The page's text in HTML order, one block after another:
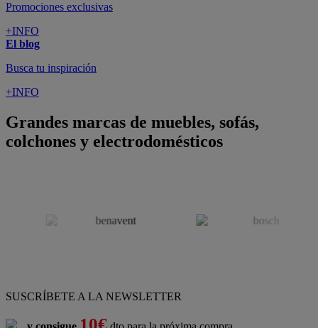
Promociones exclusivas
+INFO
El blog
Busca tu inspiración
+INFO
Grandes marcas de muebles, sofás,
colchones y electrodomésticos
SUSCRÍBETE A LA NEWSLETTER
10€